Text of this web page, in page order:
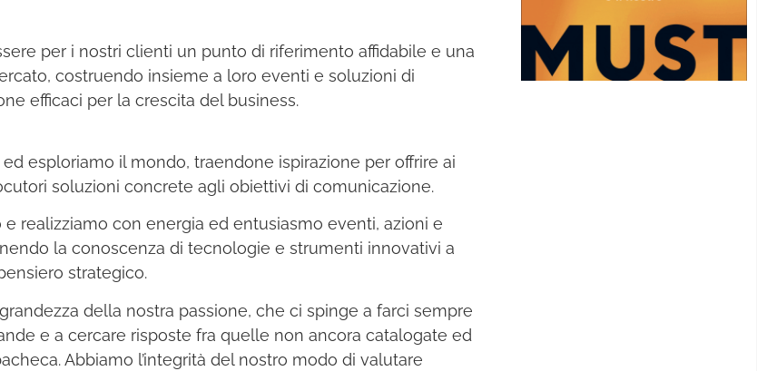
per i nostri clienti un punto di riferimento affidabile e una
costruendo insieme a loro eventi e soluzioni di
efficaci per la crescita del business.
esploriamo il mondo, traendone ispirazione per offrire ai
soluzioni concrete agli obiettivi di comunicazione.
e realizziamo con energia ed entusiasmo eventi, azioni e
la conoscenza di tecnologie e strumenti innovativi a
strategico.
della nostra passione, che ci spinge a farci sempre
e a cercare risposte fra quelle non ancora catalogate ed
Abbiamo l’integrità del nostro modo di valutare